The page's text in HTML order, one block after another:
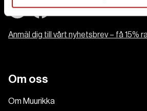
Anmäl dig till vårt nyhetsbrev – få 15%
Om oss
Om Muurikka